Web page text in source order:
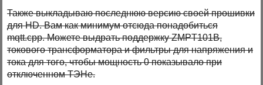
Также выкладываю последнюю версию своей прошивки
для HD. Вам как минимум отсюда понадобиться
mqtt.cpp. Можете выдрать поддержку ZMPT101B,
токового трансформатора и фильтры для напряжения и
тока для того, чтобы мощность 0 показывало при
отключенном ТЭНе.